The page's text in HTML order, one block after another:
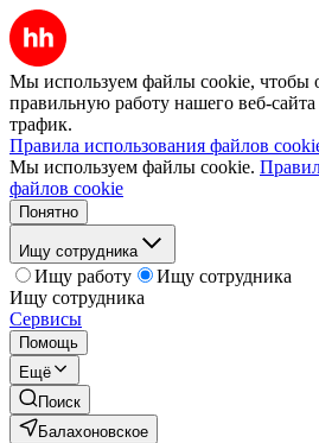
Мы используем файлы cookie, чтобы
правильную работу нашего веб-сайта
трафик.
Правила использования файлов
Мы используем файлы cookie.
файлов cookie
Понятно
Ищу сотрудника
Ищу работу
Ищу сотрудника
Ищу сотрудника
Сервисы
Помощь
Ещё
Поиск
Балахоновское